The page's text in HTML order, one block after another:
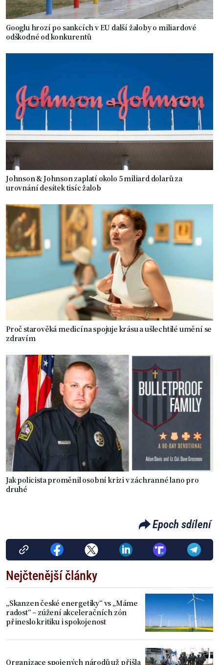
Googlu hrozí po sankcích v EU další žaloby o miliardové
odškodné od konkurentů
Johnson & Johnson zaplatí okolo 5 miliard dolarů za
urovnání desítek tisíc žalob
Proč starověká medicína spojuje krásu a ušlechtilé umění se
zdravím
Jak policista proměnil osobní krizi v záchranné lano pro
druhé
Epoch sdílení
Nejčtenější články
„Skanzen české energetiky“ vs „Máme
radost“ – zúžení akceleračních zón
přineslo kritiku i spokojenost
Organizace spojených národů už přišla